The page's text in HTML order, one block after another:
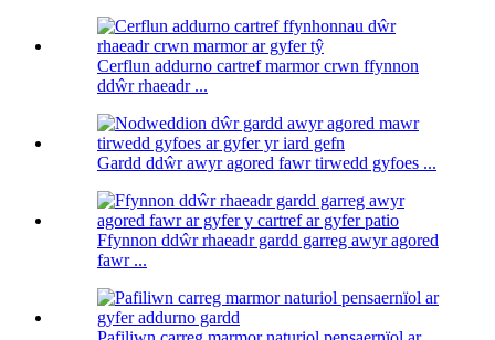
Cerflun addurno cartref marmor crwn ffynnon
ddŵr rhaeadr ...
Gardd ddŵr awyr agored fawr tirwedd gyfoes ...
Ffynnon ddŵr rhaeadr gardd garreg awyr agored
fawr ...